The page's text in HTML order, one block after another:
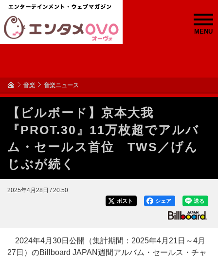
MENU
音楽 音楽ニュース
【ビルボード】京本大我
『PROT.30』11万枚超でアルバ
ム・セールス首位 TWS／げん
じぶが続く
2025年4月28日 / 20:50
送る
シェア
ポスト
2024年4月30日公開（集計期間：2025年4月21日～4月
27日）のBillboard JAPAN週間アルバム・セールス・チャ